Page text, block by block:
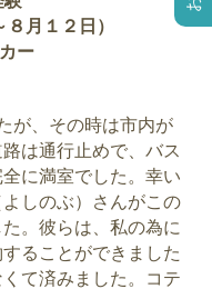
月１２日）
ー
が、その時は市内が
は通行止めで、バス
に満室でした。幸い
しのぶ）さんがこの
。彼らは、私の為に
ることができました
て済みました。コテ